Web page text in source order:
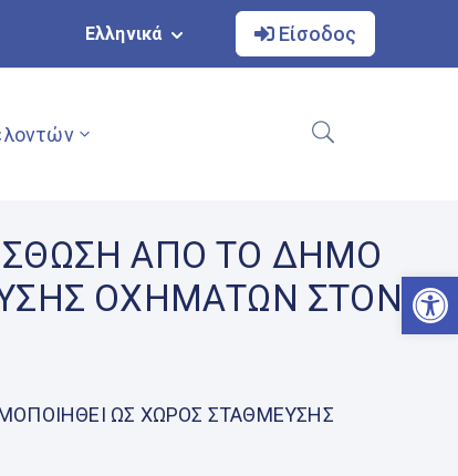
Ελληνικά Είσοδος
ΑΠΟ ΤΟ ΔΗΜΟ
ΟΧΗΜΑΤΩΝ ΣΤΟΝ
ΩΣ ΧΩΡΟΣ ΣΤΑΘΜΕΥΣΗΣ